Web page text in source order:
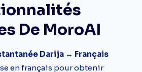
De MoroAI
Darija ↔ Français
en français pour obtenir